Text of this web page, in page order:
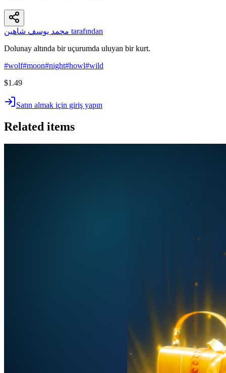
محمد يوسف شاهين tarafından
Dolunay altında bir uçurumda uluyan bir kurt.
#wolf#moon#night#howl#wild
$1.49
Satın almak için giriş yapın
Related items